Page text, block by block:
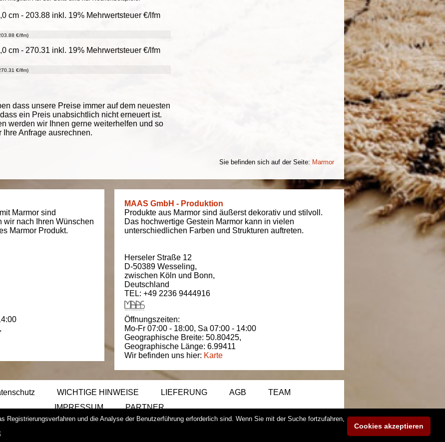
und die Analyse der Benutzerführung erforderlich sind. Wenn Sie mit der Suche fortzufahren,
Cookies akzeptieren
cm - 203.88 inkl. 19% Mehrwertsteuer €/lfm
€/lfm)
cm - 270.31 inkl. 19% Mehrwertsteuer €/lfm
€/lfm)
dass unsere Preise immer auf dem neuesten
ein Preis unabsichtlich nicht erneuert ist.
werden wir Ihnen gerne weiterhelfen und so
Anfrage ausrechnen.
Sie befinden sich auf der Seite: Marmor
Marmor sind
wir nach Ihren Wünschen
Marmor Produkt.
,
MAAS GmbH - Produktion
Produkte aus Marmor sind äußerst dekorativ und stilvoll.
Das hochwertige Gestein Marmor kann in vielen
unterschiedlichen Farben und Strukturen auftreten.
Herseler Straße 12
D-50389 Wesseling,
zwischen Köln und Bonn,
Deutschland
TEL: +49 2236 9444916
Öffnungszeiten:
Mo-Fr 07:00 - 18:00, Sa 07:00 - 14:00
Geographische Breite: 50.80425,
Geographische Länge: 6.99411
Wir befinden uns hier: Karte
WICHTIGE HINWEISE LIEFERUNG AGB
TEAM
IMPRESSUM
PARTNER
Web Design und SEO Optimierung